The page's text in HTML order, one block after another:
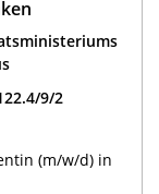
9/2
(m/w/d) in